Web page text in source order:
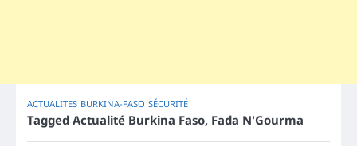
ACTUALITES BURKINA-FASO SÉCURITÉ
Tagged Actualité Burkina Faso, Fada N'Gourma